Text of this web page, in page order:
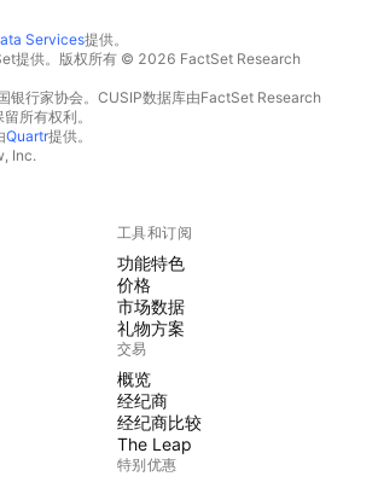
Services提供。
提供。版权所有 © 2026 FactSet Research
行家协会。CUSIP数据库由FactSet Research
所有权利。
Quartr提供。
Inc.
工具和订阅
功能特色
价格
市场数据
礼物方案
交易
概览
经纪商
经纪商比较
The Leap
特别优惠